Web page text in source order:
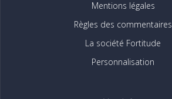
Mentions légales
Règles des commentaires
La société Fortitude
Personnalisation